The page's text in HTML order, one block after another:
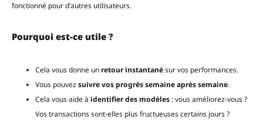
fonctionné pour d’autres utilisateurs.
Pourquoi est-ce utile ?
Cela vous donne unretour instantanésur vos performances.
Vous pouvezsuivre vos progrès semaine après semaine.
Cela vous aide à identifier des modèles : vous améliorez-vous ?
Vos transactions sont-elles plus fructueuses certains jours ?